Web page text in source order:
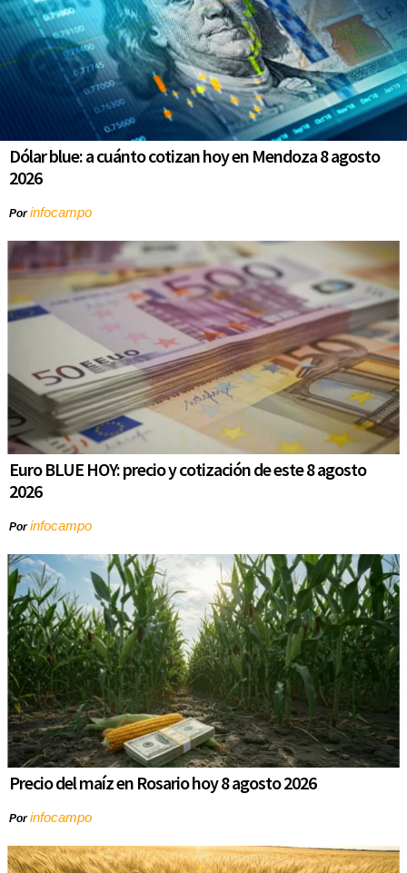
Dólar blue: a cuánto cotizan hoy en Mendoza 8 agosto
2026
Porinfocampo
Euro BLUE HOY: precio y cotización de este 8 agosto
2026
Porinfocampo
Precio del maíz en Rosario hoy 8 agosto 2026
Porinfocampo